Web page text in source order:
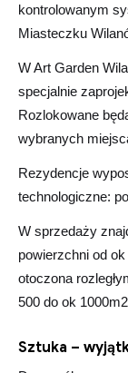
kontrolowanym
Miasteczku
W Art Garden
specjalnie
Rozlokowane
wybranych
Rezydencje
technologiczne:
W sprzedaży
powierzchni od
otoczona
500 do ok 1000m2
Sztuka –